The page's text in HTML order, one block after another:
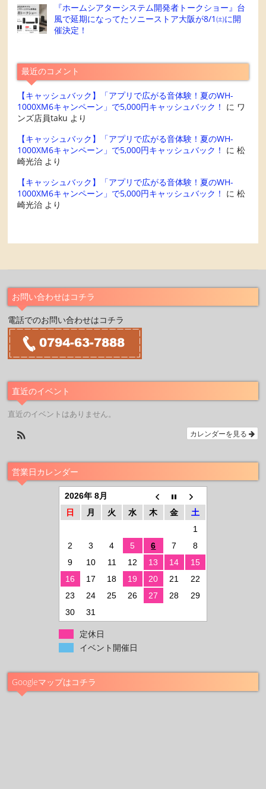
『ホームシアターシステム開発者トークショー』台
風で延期になってたソニーストア大阪が8/1㈯に開
催決定！
最近のコメント
【キャッシュバック】「アプリで広がる音体験！夏のWH-
1000XM6キャンペーン」で5,000円キャッシュバック！ に ワ
ンズ店員taku より
【キャッシュバック】「アプリで広がる音体験！夏のWH-
1000XM6キャンペーン」で5,000円キャッシュバック！ に松
崎光治 より
【キャッシュバック】「アプリで広がる音体験！夏のWH-
1000XM6キャンペーン」で5,000円キャッシュバック！ に松
崎光治 より
お問い合わせはコチラ
電話でのお問い合わせはコチラ
直近のイベント
直近のイベントはありません。
カレンダーを見る
営業日カレンダー
2026年 8月
日
月 火 水 木 金
土
1
2
3 4 5 6 7
8
9
10 11 12 13 14
15
16
17 18 19 20 21
22
23
24 25 26 27 28
29
30
31
定休日
イベント開催日
Googleマップはコチラ